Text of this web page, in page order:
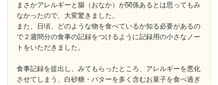
まさかアレルギーと腸（おなか）が関係あるとは思ってもみ
なかったので、大変驚きました。
また、日頃、どのような物を食べているか知る必要があるの
で２週間分の食事の記録をつけるように記録用の小さなノー
トをいただきました。
食事記録を提出し、みてもらったところ、アレルギーを悪化
させてしまう、白砂糖・バターを多く含むお菓子を食べ過ぎ